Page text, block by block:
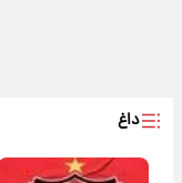
داغ